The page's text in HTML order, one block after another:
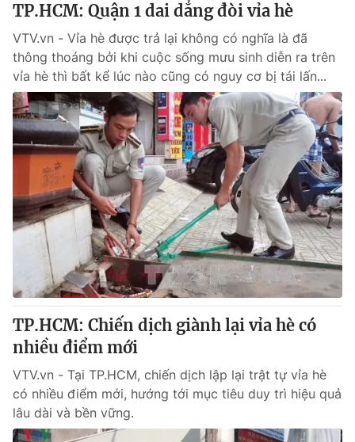
TP.HCM: Quận 1 dai dẳng đòi vỉa hè
VTV.vn - Vỉa hè được trả lại không có nghĩa là đã
thông thoáng bởi khi cuộc sống mưu sinh diễn ra trên
vỉa hè thì bất kể lúc nào cũng có nguy cơ bị tái lấn...
TP.HCM: Chiến dịch giành lại vỉa hè có
nhiều điểm mới
VTV.vn - Tại TP.HCM, chiến dịch lập lại trật tự vỉa hè
có nhiều điểm mới, hướng tới mục tiêu duy trì hiệu quả
lâu dài và bền vững.